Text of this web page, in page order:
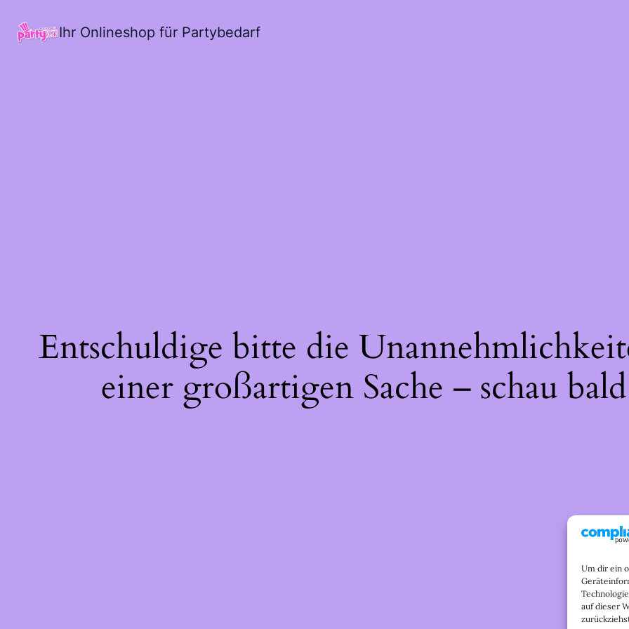
Um dir ein
auf dieser
Ihr Onlineshop für Partybedarf
Entschuldige bitte die
einer großartigen Sache – schau